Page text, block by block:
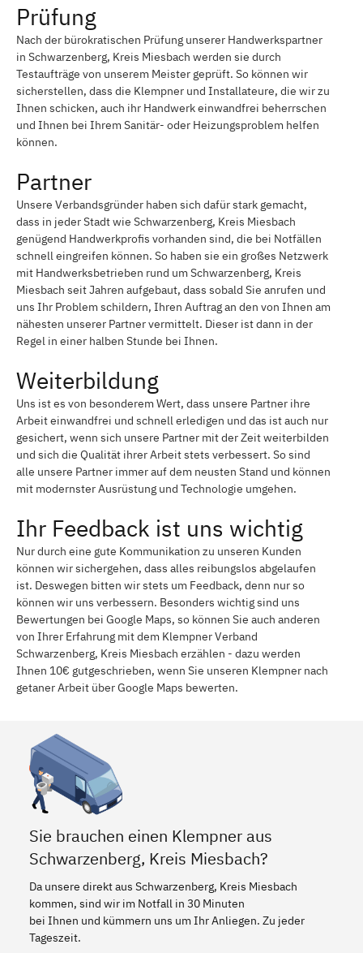
Prüfung
Nach der bürokratischen Prüfung unserer Handwerkspartner
in Schwarzenberg, Kreis Miesbach werden sie durch
Testaufträge von unserem Meister geprüft. So können wir
sicherstellen, dass die Klempner und Installateure, die wir zu
Ihnen schicken, auch ihr Handwerk einwandfrei beherrschen
und Ihnen bei Ihrem Sanitär- oder Heizungsproblem helfen
können.
Partner
Unsere Verbandsgründer haben sich dafür stark gemacht,
dass in jeder Stadt wie Schwarzenberg, Kreis Miesbach
genügend Handwerkprofis vorhanden sind, die bei Notfällen
schnell eingreifen können. So haben sie ein großes Netzwerk
mit Handwerksbetrieben rund um Schwarzenberg, Kreis
Miesbach seit Jahren aufgebaut, dass sobald Sie anrufen und
uns Ihr Problem schildern, Ihren Auftrag an den von Ihnen am
nähesten unserer Partner vermittelt. Dieser ist dann in der
Regel in einer halben Stunde bei Ihnen.
Weiterbildung
Uns ist es von besonderem Wert, dass unsere Partner ihre
Arbeit einwandfrei und schnell erledigen und das ist auch nur
gesichert, wenn sich unsere Partner mit der Zeit weiterbilden
und sich die Qualität ihrer Arbeit stets verbessert. So sind
alle unsere Partner immer auf dem neusten Stand und können
mit modernster Ausrüstung und Technologie umgehen.
Ihr Feedback ist uns wichtig
Nur durch eine gute Kommunikation zu unseren Kunden
können wir sichergehen, dass alles reibungslos abgelaufen
ist. Deswegen bitten wir stets um Feedback, denn nur so
können wir uns verbessern. Besonders wichtig sind uns
Bewertungen bei Google Maps, so können Sie auch anderen
von Ihrer Erfahrung mit dem Klempner Verband
Schwarzenberg, Kreis Miesbach erzählen - dazu werden
Ihnen 10€ gutgeschrieben, wenn Sie unseren Klempner nach
getaner Arbeit über Google Maps bewerten.
Sie brauchen einen Klempner aus
Schwarzenberg, Kreis Miesbach?
Da unsere direkt aus Schwarzenberg, Kreis Miesbach
kommen, sind wir im Notfall in 30 Minuten
bei Ihnen und kümmern uns um Ihr Anliegen. Zu jeder
Tageszeit.